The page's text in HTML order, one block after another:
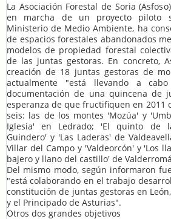
La Asociación Forestal de Soria
en marcha de un proyecto piloto
Ministerio de Medio Ambiente, ha
de espacios forestales abandonados
modelos de propiedad forestal
de las juntas gestoras. En concreto,
creación de 18 juntas gestoras de
actualmente "está llevando a
documentación de una quincena de
esperanza de que fructifiquen en 2011
seis: las de los montes 'Mozúa' y
Iglesia' en Ledrado; 'El quinto de
Guindero' y 'Las Laderas' de
Villar del Campo y 'Valdeorcón' y 'Los
bajero y llano del castillo' de
Del mismo modo, según informaron
"está colaborando en el trabajo
constitución de juntas gestoras en
y el Principado de Asturias".
Otros dos grandes objetivos